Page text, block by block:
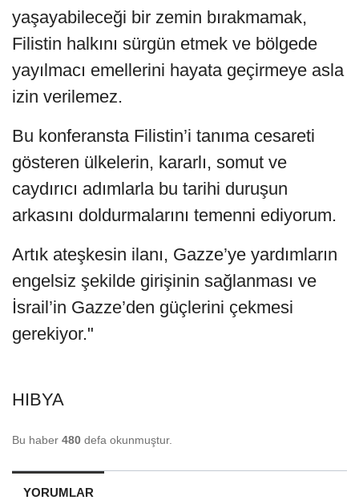
yaşayabileceği bir zemin bırakmamak,
Filistin halkını sürgün etmek ve bölgede
yayılmacı emellerini hayata geçirmeye asla
izin verilemez.
Bu konferansta Filistin’i tanıma cesareti
gösteren ülkelerin, kararlı, somut ve
caydırıcı adımlarla bu tarihi duruşun
arkasını doldurmalarını temenni ediyorum.
Artık ateşkesin ilanı, Gazze’ye yardımların
engelsiz şekilde girişinin sağlanması ve
İsrail’in Gazze’den güçlerini çekmesi
gerekiyor."
HIBYA
Bu haber 480 defa okunmuştur.
YORUMLAR